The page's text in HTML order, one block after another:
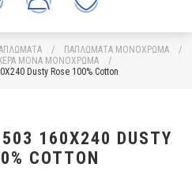
/ ΠΑΠΛΩΜΑΤΑ ΜΟΝΟΧΡΩΜΑ
/
ΜΟΝΑ ΜΟΝΟΧΡΩΜΑ
/
Dusty Rose 100% Cotton
160X240 DUSTY
COTTON